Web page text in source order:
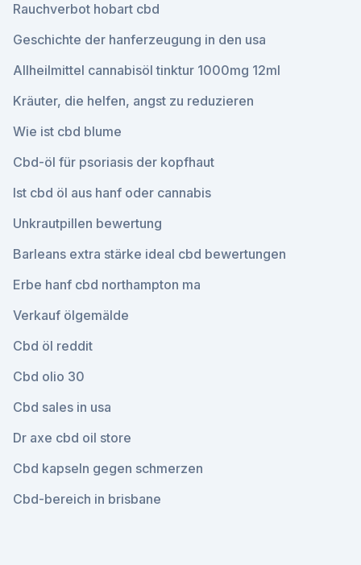
Rauchverbot hobart cbd
Geschichte der hanferzeugung in den usa
Allheilmittel cannabisöl tinktur 1000mg 12ml
Kräuter, die helfen, angst zu reduzieren
Wie ist cbd blume
Cbd-öl für psoriasis der kopfhaut
Ist cbd öl aus hanf oder cannabis
Unkrautpillen bewertung
Barleans extra stärke ideal cbd bewertungen
Erbe hanf cbd northampton ma
Verkauf ölgemälde
Cbd öl reddit
Cbd olio 30
Cbd sales in usa
Dr axe cbd oil store
Cbd kapseln gegen schmerzen
Cbd-bereich in brisbane